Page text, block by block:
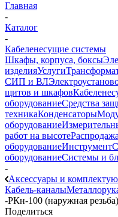
Главная
-
Каталог
-
Кабеленесущие системы
Шкафы, корпуса, боксы
изделияУслуги
СИП и ВЛ
щитов и шкафов
оборудованиеСредства
техникаКонденсаторы
оборудование
работ на высоте
оборудованиеИнструмент
оборудованиеСистемы и
-
Аксессуары и
Кабель-каналы
-РКн-100 (наружная
Поделиться